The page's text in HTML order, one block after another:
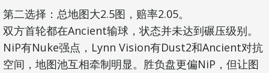
第二选择：总地图大2.5图，赔率2.05。
双方首轮都在Ancient输球，状态并未达到碾压级别。
NiP有Nuke强点，Lynn Vision有Dust2和Ancient对抗
空间，地图池互相牵制明显。胜负盘更偏NiP，但让图